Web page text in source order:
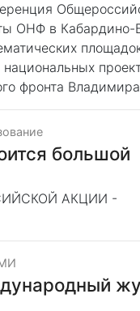
ОНФ в Кабардино-
фронта
большой
АКЦИИ -